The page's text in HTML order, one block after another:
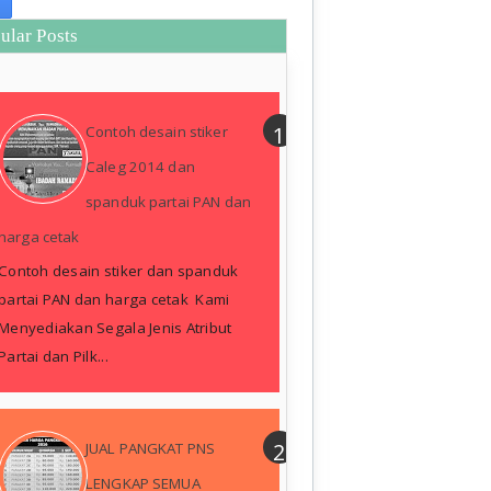
Posts
Contoh desain stiker
Caleg 2014 dan
spanduk partai PAN dan
cetak
desain stiker dan spanduk
PAN dan harga cetak Kami
Segala Jenis Atribut
dan Pilk...
JUAL PANGKAT PNS
LENGKAP SEMUA